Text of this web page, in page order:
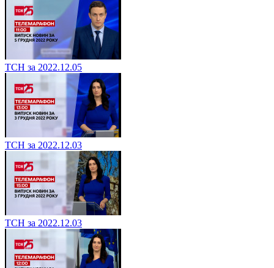
ТСН за 2022.12.05
ТСН за 2022.12.03
ТСН за 2022.12.03